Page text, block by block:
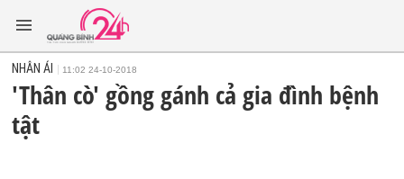
NHÂN ÁI 11:02 24-10-2018
'Thân cò' gồng gánh cả gia đình bệnh
tật